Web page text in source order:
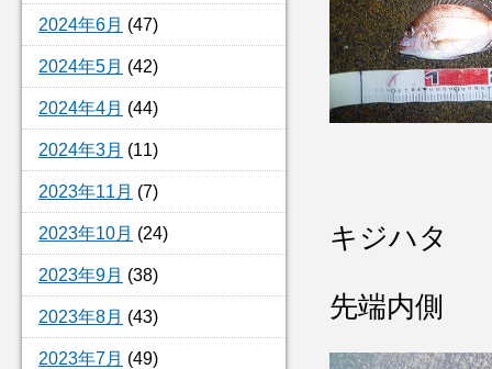
2024年6月 (47)
2024年5月 (42)
2024年4月 (44)
2024年3月 (11)
2023年11月 (7)
2023年10月 (24)
2023年9月 (38)
2023年8月 (43)
2023年7月 (49)
キジハタ
先端内側